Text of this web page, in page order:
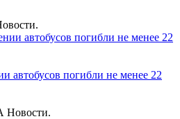
автобусов погибли не менее 22
Новости.